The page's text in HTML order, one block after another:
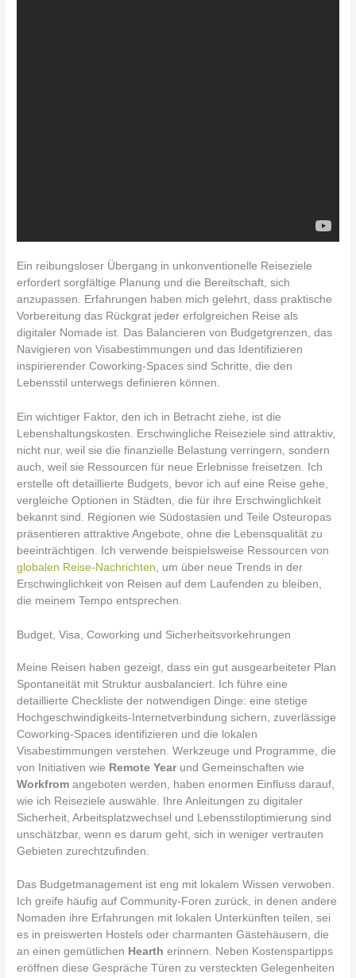
Ein reibungsloser Übergang in unkonventionelle Reiseziele
erfordert sorgfältige Planung und die Bereitschaft, sich
anzupassen. Erfahrungen haben mich gelehrt, dass praktische
Vorbereitung das Rückgrat jeder erfolgreichen Reise als
digitaler Nomade ist. Das Balancieren von Budgetgrenzen, das
Navigieren von Visabestimmungen und das Identifizieren
inspirierender Coworking-Spaces sind Schritte, die den
Lebensstil unterwegs definieren können.
Ein wichtiger Faktor, den ich in Betracht ziehe, ist die
Lebenshaltungskosten. Erschwingliche Reiseziele sind attraktiv,
nicht nur, weil sie die finanzielle Belastung verringern, sondern
auch, weil sie Ressourcen für neue Erlebnisse freisetzen. Ich
erstelle oft detaillierte Budgets, bevor ich auf eine Reise gehe,
vergleiche Optionen in Städten, die für ihre Erschwinglichkeit
bekannt sind. Regionen wie Südostasien und Teile Osteuropas
präsentieren attraktive Angebote, ohne die Lebensqualität zu
beeinträchtigen. Ich verwende beispielsweise Ressourcen von
globalen Reise-Nachrichten , um über neue Trends in der
Erschwinglichkeit von Reisen auf dem Laufenden zu bleiben,
die meinem Tempo entsprechen.
Budget, Visa, Coworking und Sicherheitsvorkehrungen
Meine Reisen haben gezeigt, dass ein gut ausgearbeiteter Plan
Spontaneität mit Struktur ausbalanciert. Ich führe eine
detaillierte Checkliste der notwendigen Dinge: eine stetige
Hochgeschwindigkeits-Internetverbindung sichern, zuverlässige
Coworking-Spaces identifizieren und die lokalen
Visabestimmungen verstehen. Werkzeuge und Programme, die
von Initiativen wie Remote Yearund Gemeinschaften wie
Workfrom angeboten werden, haben enormen Einfluss darauf,
wie ich Reiseziele auswähle. Ihre Anleitungen zu digitaler
Sicherheit, Arbeitsplatzwechsel und Lebensstiloptimierung sind
unschätzbar, wenn es darum geht, sich in weniger vertrauten
Gebieten zurechtzufinden.
Das Budgetmanagement ist eng mit lokalem Wissen verwoben.
Ich greife häufig auf Community-Foren zurück, in denen andere
Nomaden ihre Erfahrungen mit lokalen Unterkünften teilen, sei
es in preiswerten Hostels oder charmanten Gästehäusern, die
an einen gemütlichen Hearth erinnern. Neben Kostenspartipps
eröffnen diese Gespräche Türen zu versteckten Gelegenheiten